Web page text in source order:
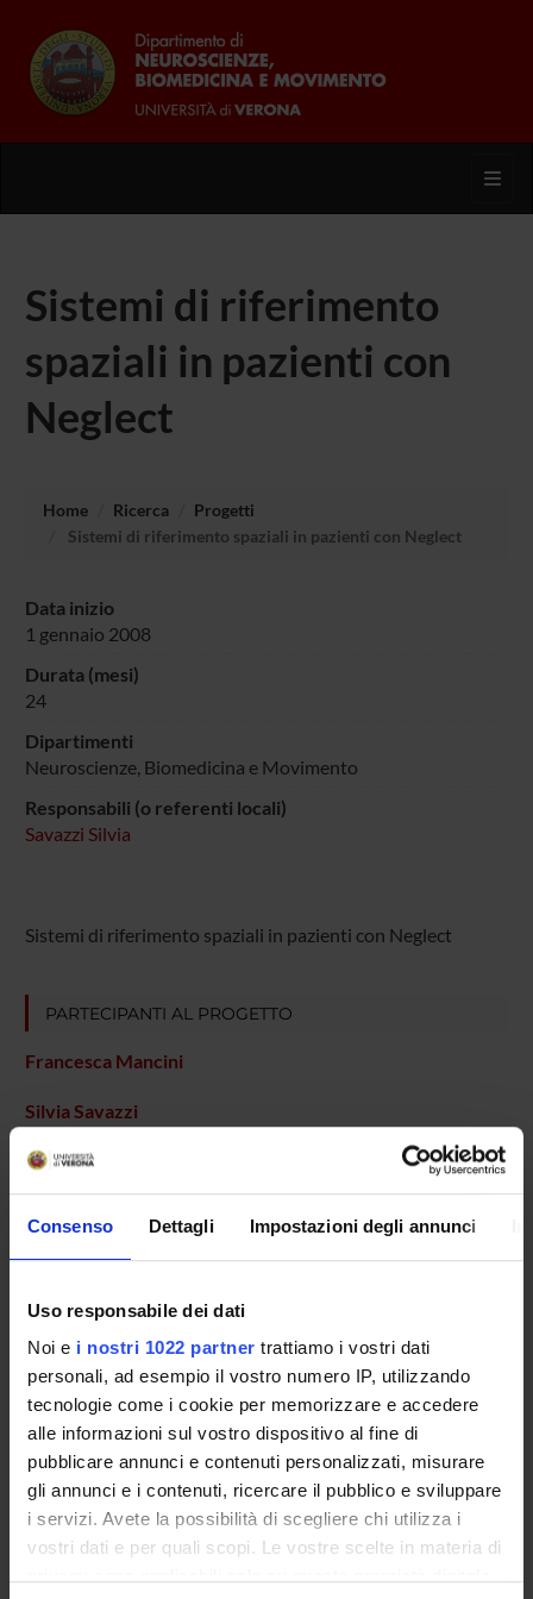
Consenso Dettagli Impostazioni degli annunci
Uso responsabile dei dati
Noi e i nostri 1022 partner trattiamo i vostri dati
personali, ad esempio il vostro numero IP, utilizzando
tecnologie come i cookie per memorizzare e accedere
alle informazioni sul vostro dispositivo al fine di
pubblicare annunci e contenuti personalizzati, misurare
gli annunci e i contenuti, ricercare il pubblico e sviluppare
i servizi. Avete la possibilità di scegliere chi utilizza i
vostri dati e per quali scopi. Le vostre scelte in materia di
Sistemi di riferimento
spaziali in pazienti con
Neglect
Home Ricerca
Progetti
Sistemi di riferimento spaziali in pazienti con Neglect
Data inizio
1 gennaio 2008
Durata (mesi)
24
Dipartimenti
Neuroscienze, Biomedicina e Movimento
Responsabili (o referenti locali)
Savazzi Silvia
Sistemi di riferimento spaziali in pazienti con Neglect
PARTECIPANTI AL PROGETTO
Francesca Mancini
Silvia Savazzi
COLLABORATORI ESTERNI
Unità di riabilitazione - Ospedale di Bozzolo - Mantova
SEZIONI
Fisiologia e Psicologia